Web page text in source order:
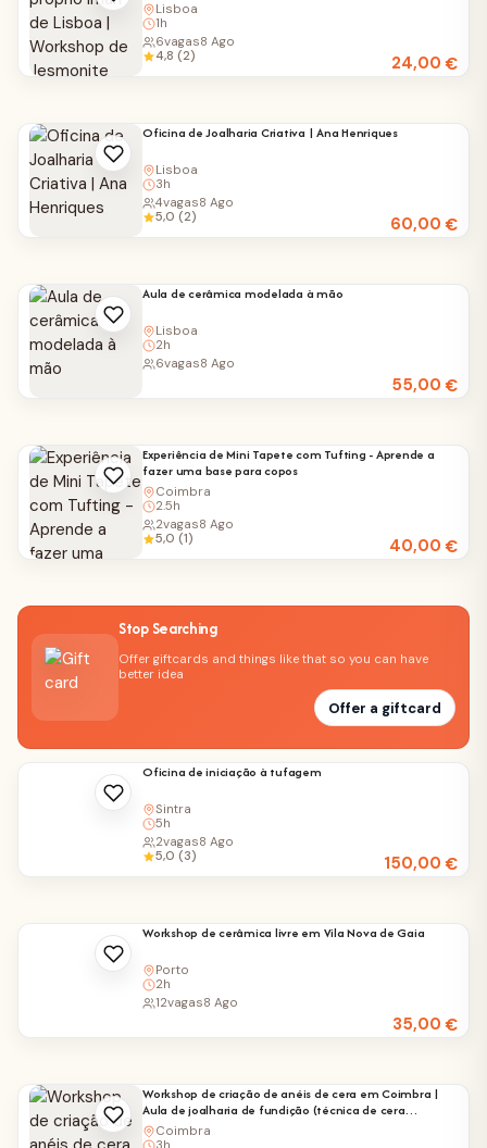
Lisboa
1h
24,00€
6vagas8 Ago
4,8 (2)
Oficina de Joalharia Criativa | Ana Henriques
Lisboa
3h
60,00€
4vagas8 Ago
5,0 (2)
Aula de cerâmica modelada à mão
Lisboa
2h
55,00€
6vagas8 Ago
Experiência de Mini Tapete com Tufting - Aprende a
fazer uma base para copos
Coimbra
2.5h
40,00€
2vagas8 Ago
5,0 (1)
Stop Searching
Offer giftcards and things like that so you can have
better idea
Offer a giftcard
Oficina de iniciação à tufagem
Sintra
5h
150,00€
2vagas8 Ago
5,0 (3)
Workshop de cerâmica livre em Vila Nova de Gaia
Porto
2h
35,00€
12vagas8 Ago
Workshop de criação de anéis de cera em Coimbra |
Aula de joalharia de fundição (técnica de cera
perdida)
Coimbra